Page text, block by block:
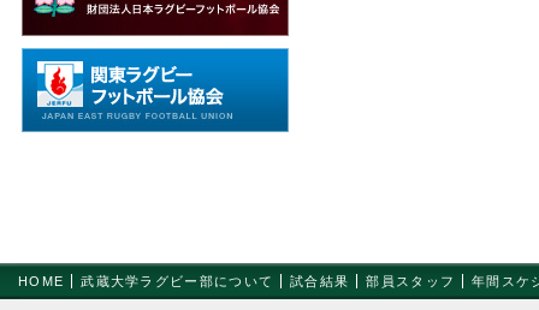
HOME 武蔵大学ラグビー部について 試合結果 部員スタッフ 年間スケ